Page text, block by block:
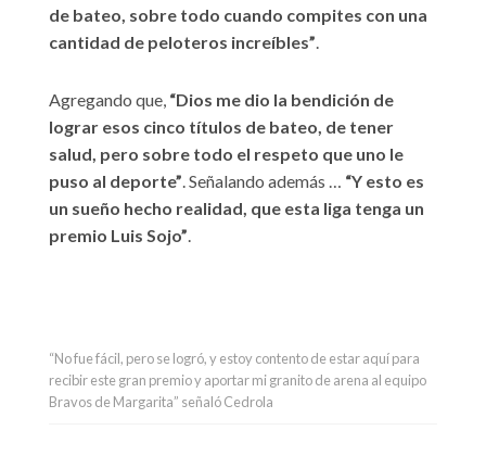
de bateo, sobre todo cuando compites con una
cantidad de peloteros increíbles”.
Agregando que, “Dios me dio la bendición de
lograr esos cinco títulos de bateo, de tener
salud, pero sobre todo el respeto que uno le
puso al deporte”. Señalando además … “Y esto es
un sueño hecho realidad, que esta liga tenga un
premio Luis Sojo”.
“No fue fácil, pero se logró, y estoy contento de estar aquí para
recibir este gran premio y aportar mi granito de arena al equipo
Bravos de Margarita” señaló Cedrola